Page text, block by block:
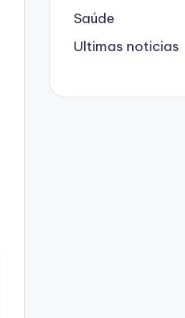
Saúde
Ultimas noticias